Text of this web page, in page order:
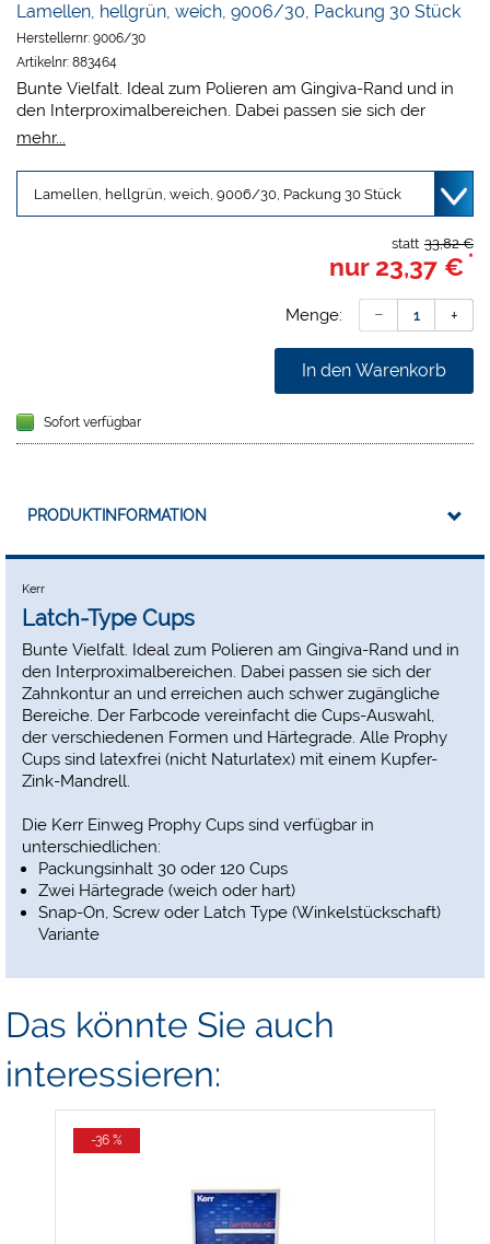
Lamellen, hellgrün, weich, 9006/30, Packung 30 Stück
Herstellernr: 9006/30
Artikelnr: 883464
Bunte Vielfalt. Ideal zum Polieren am Gingiva-Rand und in
den Interproximalbereichen. Dabei passen sie sich der
Zahnkontur an und erreichen auch schwer zugängliche
verschiedenen Formen und Härtegrade. Alle Prophy Cups
sind latexfrei (nicht Naturlatex) mit einem Kupfer-Zink-
Mandrell.
Die Kerr Einweg Prophy Cups sind verfügbar in
Snap-On, Screw oder Latch Type (Winkelstückschaft)
mehr...
33,82 €
statt
nur 23,37 € *
Menge:
In den Warenkorb
Sofort verfügbar
PRODUKTINFORMATION
Kerr
Latch-Type Cups
Bunte Vielfalt. Ideal zum Polieren am Gingiva-Rand und in
den Interproximalbereichen. Dabei passen sie sich der
Zahnkontur an und erreichen auch schwer zugängliche
Bereiche. Der Farbcode vereinfacht die Cups-Auswahl,
der verschiedenen Formen und Härtegrade. Alle Prophy
Cups sind latexfrei (nicht Naturlatex) mit einem Kupfer-
Zink-Mandrell.
Die Kerr Einweg Prophy Cups sind verfügbar in
unterschiedlichen:
Packungsinhalt 30 oder 120 Cups
Zwei Härtegrade (weich oder hart)
Snap-On, Screw oder Latch Type (Winkelstückschaft)
Variante
Das könnte Sie auch
interessieren:
-36 %